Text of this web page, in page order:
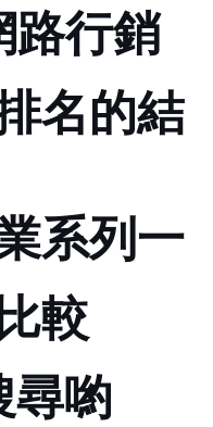
路行銷
名的結
系列一
比較
尋喲!!